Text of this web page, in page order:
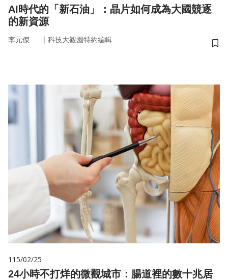
AI時代的「新石油」：晶片如何成為大國競逐
的新資源
李元傑 ｜ 科技大觀園特約編輯
儲
115/02/25
24小時不打烊的微觀城市：腸道裡的數十兆居